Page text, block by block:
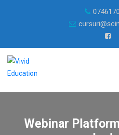
Webinar